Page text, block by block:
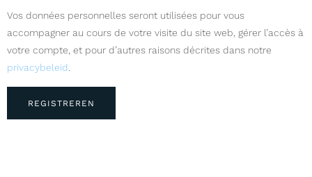
Vos données personnelles seront utilisées pour vous
accompagner au cours de votre visite du site web, gérer l’accès à
votre compte, et pour d’autres raisons décrites dans notre
privacybeleid.
REGISTREREN